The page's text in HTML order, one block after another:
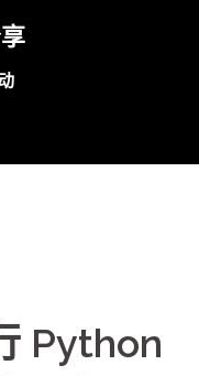
Python